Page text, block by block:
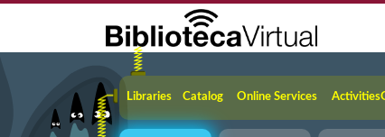
Navigation
Libraries Catalog Online Services Activities